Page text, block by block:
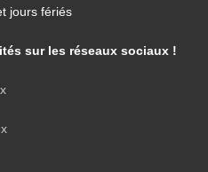
jours fériés
sur les réseaux sociaux !